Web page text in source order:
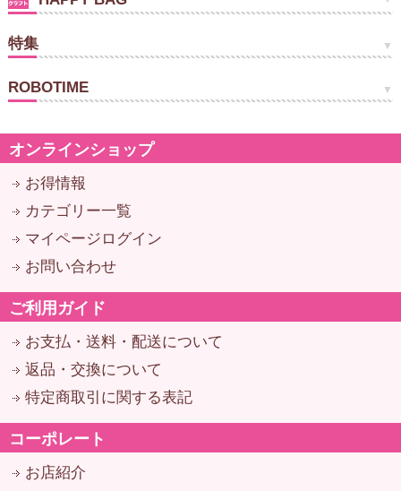
特集
ROBOTIME
オンラインショップ
お得情報
カテゴリー一覧
マイページログイン
お問い合わせ
ご利用ガイド
お支払・送料・配送について
返品・交換について
特定商取引に関する表記
コーポレート
お店紹介